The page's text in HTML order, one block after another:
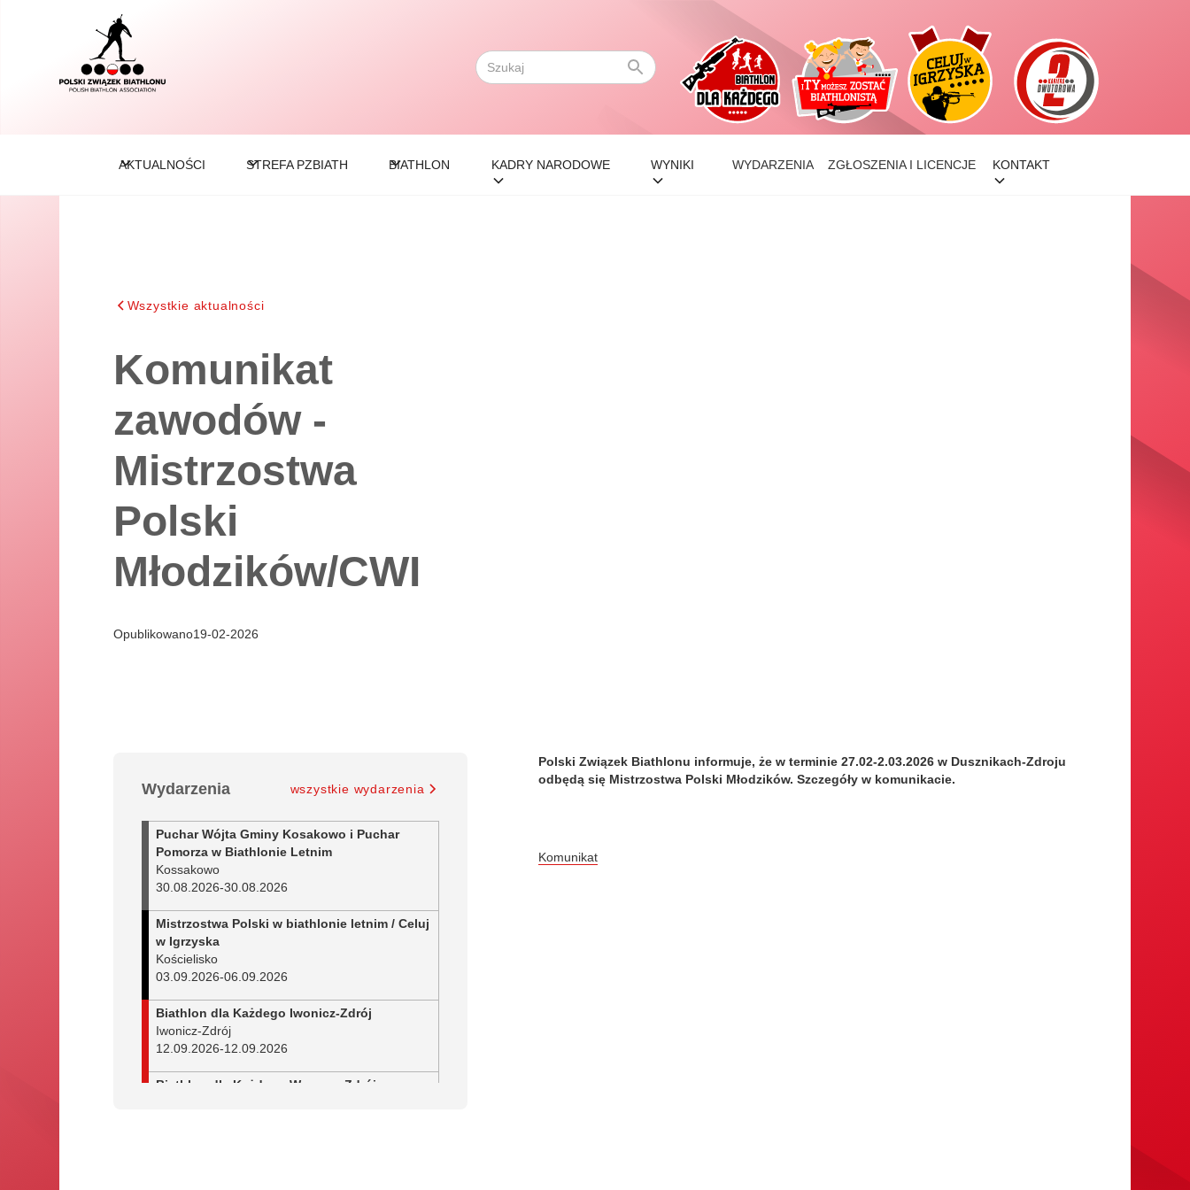
AKTUALNOŚCI STREFA PZBIATH BIATHLON KADRY NARODOWE WYNIKI WYDARZENIA ZGŁOSZENIA I LICENCJE KONTAKT
Wszystkie aktualności
Komunikat
zawodów -
Mistrzostwa
Polski
Młodzików/CWI
Opublikowano19-02-2026
Wydarzenia wszystkie wydarzenia
Puchar Wójta Gminy Kosakowo i Puchar
Pomorza w Biathlonie Letnim
Kossakowo
30.08.2026-30.08.2026
Mistrzostwa Polski w biathlonie letnim / Celuj
w Igrzyska
Kościelisko
03.09.2026-06.09.2026
Biathlon dla Każdego Iwonicz-Zdrój
Iwonicz-Zdrój
12.09.2026-12.09.2026
Biathlon dla Każdego Wysowa-Zdrój
Polski Związek Biathlonu informuje, że w terminie 27.02-2.03.2026 w Dusznikach-Zdroju
odbędą się Mistrzostwa Polski Młodzików. Szczegóły w komunikacie.
Komunikat